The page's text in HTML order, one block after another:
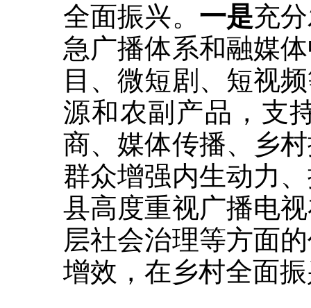
全面振兴。 一是充
急广播体系和融媒
目、微短剧、短视
源和农副产品，支
商、媒体传播、乡
群众增强内生动力
县高度重视广播电
层社会治理等方面
增效，在乡村全面